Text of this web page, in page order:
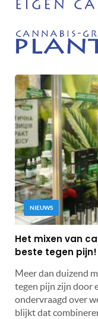
NIEUWS
Het mixen van
beste tegen pijn!
Meer dan duizend
tegen pijn zijn door
ondervraagd over
blijkt dat